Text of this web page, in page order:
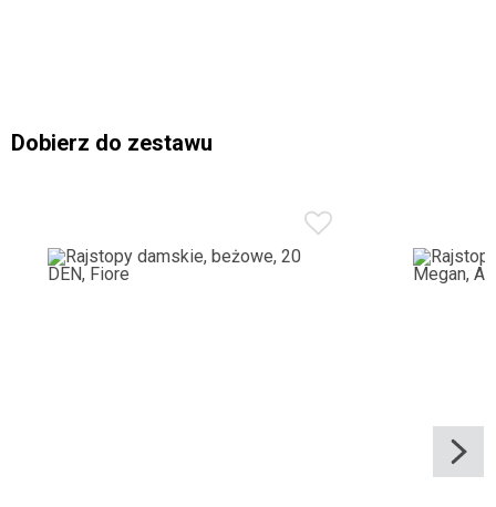
Dobierz do zestawu